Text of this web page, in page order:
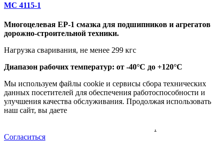
МС 4115-1
Многоцелевая EP-1 смазка для подшипников и агрегатов
дорожно-строительной техники.
Нагрузка сваривания, не менее 299 кгс
Диапазон рабочих температур: от -40°C до +120°C
Мы используем файлы cookie и сервисы сбора технических
данных посетителей для обеспечения работоспособности и
улучшения качества обслуживания. Продолжая использовать
наш сайт, вы даете
.
Согласиться